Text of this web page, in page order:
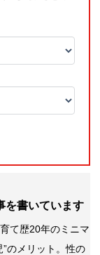
を書いています
て歴20年のミニマ
”のメリット。性の